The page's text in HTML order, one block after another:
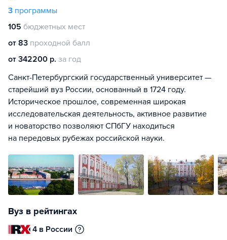
3 программы
105 бюджетных мест
от 83 проходной балл
от 342200 р. за год
Санкт-Петербургский государственный университет —
старейший вуз России, основанный в 1724 году.
Историческое прошлое, современная широкая
исследовательская деятельность, активное развитие
и новаторство позволяют СПбГУ находиться
на передовых рубежах российской науки.
Вуз в рейтингах
4 в России